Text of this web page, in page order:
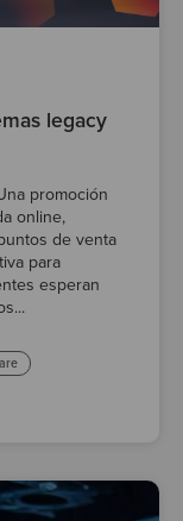
legacy
promoción
online,
de venta
para
esperan